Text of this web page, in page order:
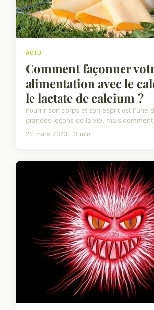
ACTU
Comment façonner
alimentation avec le
le lactate de calcium ?
nourrir son corps et son esprit est l'une
grandes leçons de la vie, mais
22 mars 2023 · 3 min